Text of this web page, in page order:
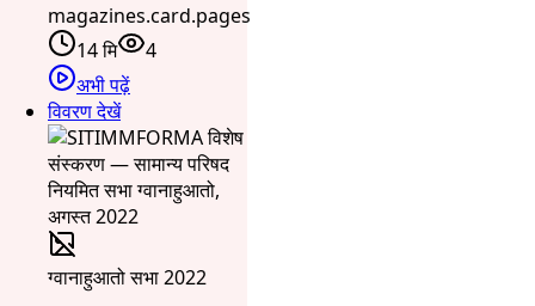
magazines.card.pages
14 मि
4
अभी पढ़ें
विवरण देखें
ग्वानाहुआतो सभा 2022